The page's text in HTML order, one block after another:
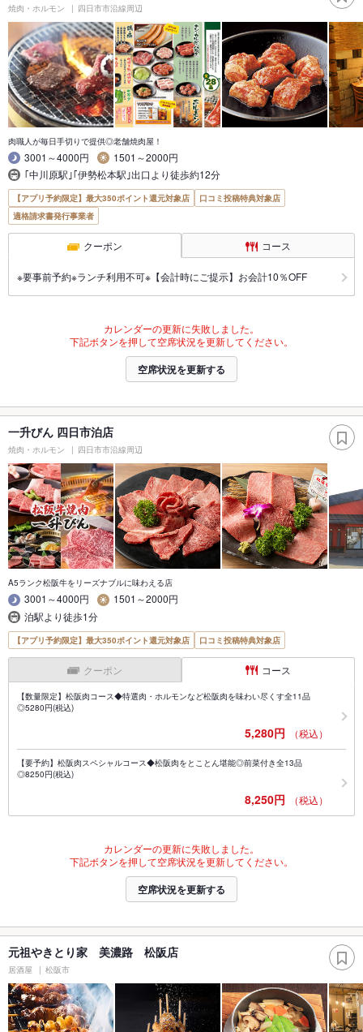
焼肉・ホルモン 四日市市沿線周辺
肉職人が毎日手切りで提供◎老舗焼肉屋！
3001～4000円
1501～2000円
｢中川原駅｣｢伊勢松本駅｣出口より徒歩約12分
【アプリ予約限定】最大350ポイント還元対象店
口コミ投稿特典対象店
適格請求書発行事業者
クーポン コース
※要事前予約※ランチ利用不可※【会計時にご提示】お会計10％OFF
カレンダーの更新に失敗しました。
下記ボタンを押して空席状況を更新してください。
空席状況を更新する
一升びん 四日市泊店
焼肉・ホルモン 四日市市沿線周辺
A5ランク松阪牛をリーズナブルに味わえる店
3001～4000円
1501～2000円
泊駅より徒歩1分
【アプリ予約限定】最大350ポイント還元対象店 口コミ投稿特典対象店
クーポン コース
【数量限定】松阪肉コース◆特選肉・ホルモンなど松阪肉を味わい尽くす全11品
◎5280円(税込)
5,280円 （税込）
【要予約】松阪肉スペシャルコース◆松阪肉をとことん堪能◎前菜付き全13品
◎8250円(税込)
8,250円 （税込）
カレンダーの更新に失敗しました。
下記ボタンを押して空席状況を更新してください。
空席状況を更新する
元祖やきとり家 美濃路 松阪店
居酒屋 松阪市